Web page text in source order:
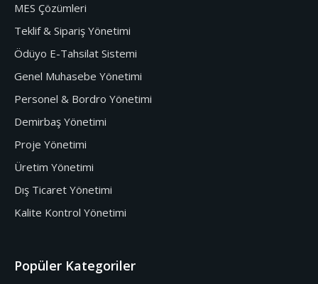
MES Çözümleri
Teklif & Sipariş Yönetimi
Ödüyo E-Tahsilat Sistemi
Genel Muhasebe Yönetimi
Personel & Bordro Yönetimi
Demirbaş Yönetimi
Proje Yönetimi
Üretim Yönetimi
Dış Ticaret Yönetimi
Kalite Kontrol Yönetimi
Popüler Kategoriler